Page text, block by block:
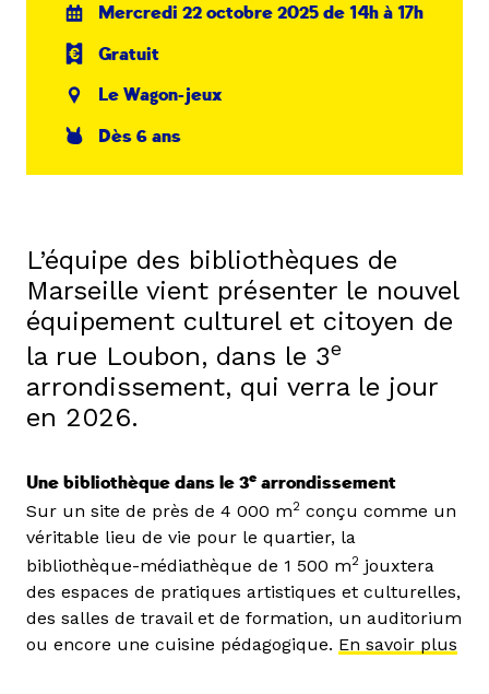
Mercredi 22 octobre 2025 de 14h à 17h
Gratuit
Le Wagon-jeux
Dès 6 ans
L’équipe des bibliothèques de
Marseille vient présenter le nouvel
équipement culturel et citoyen de
la rue Loubon, dans le 3e
arrondissement, qui verra le jour
en 2026.
Une bibliothèque dans le 3e arrondissement
Sur un site de près de 4 000 m2 conçu comme un
véritable lieu de vie pour le quartier, la
bibliothèque-médiathèque de 1 500 m2 jouxtera
des espaces de pratiques artistiques et culturelles,
des salles de travail et de formation, un auditorium
ou encore une cuisine pédagogique. En savoir plus